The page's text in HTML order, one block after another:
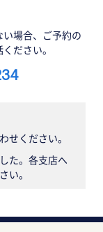
場合、ご予約の
ださい。
せください。
た。各支店へ
い。